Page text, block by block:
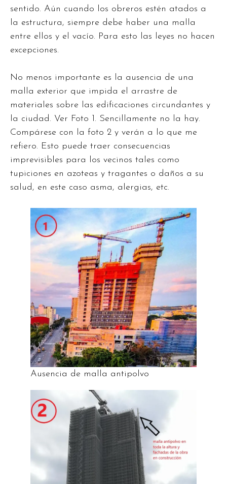
sentido. Aún cuando los obreros estén atados a
la estructura, siempre debe haber una malla
entre ellos y el vacío. Para esto las leyes no hacen
excepciones.
No menos importante es la ausencia de una
malla exterior que impida el arrastre de
materiales sobre las edificaciones circundantes y
la ciudad. Ver Foto 1. Sencillamente no la hay.
Compárese con la foto 2 y verán a lo que me
refiero. Esto puede traer consecuencias
imprevisibles para los vecinos tales como
tupiciones en azoteas y tragantes o daños a su
salud, en este caso asma, alergias, etc.
Ausencia de malla antipolvo